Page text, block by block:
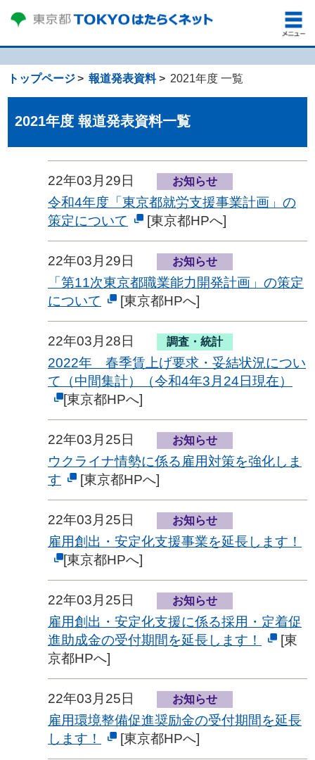
トップページ 報道発表資料 2021年度 一覧
2021年度 報道発表資料一覧
22年03月29日 お知らせ
令和4年度「東京都就労支援事業計画」の
策定について
[東京都HPへ]
22年03月29日 お知らせ
「第11次東京都職業能力開発計画」の策定
について
[東京都HPへ]
22年03月28日 調査・統計
2022年 春季賃上げ要求・妥結状況につい
て（中間集計）（令和4年3月24日現在）
[東京都HPへ]
22年03月25日 お知らせ
ウクライナ情勢に係る雇用対策を強化しま
す
[東京都HPへ]
22年03月25日 お知らせ
雇用創出・安定化支援事業を延長します！
[東京都HPへ]
22年03月25日 お知らせ
雇用創出・安定化支援に係る採用・定着促
進助成金の受付期間を延長します！
[東
京都HPへ]
22年03月25日 お知らせ
雇用環境整備促進奨励金の受付期間を延長
します！
[東京都HPへ]